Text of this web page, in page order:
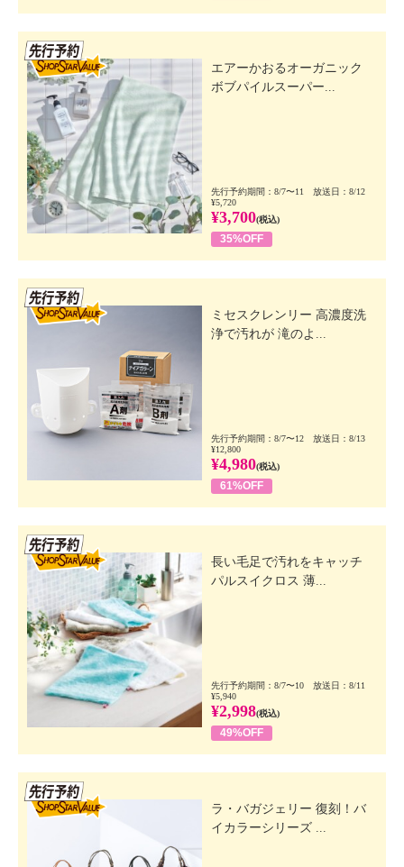
エアーかおるオーガニック
ボブパイルスーパー...
先行予約期間：8/7〜11 放送日：8/12
¥5,720
¥3,700(税込)
35%OFF
ミセスクレンリー 高濃度洗
浄で汚れが 滝のよ...
先行予約期間：8/7〜12 放送日：8/13
¥12,800
¥4,980(税込)
61%OFF
長い毛足で汚れをキャッチ
パルスイクロス 薄...
先行予約期間：8/7〜10 放送日：8/11
¥5,940
¥2,998(税込)
49%OFF
ラ・バガジェリー 復刻！バ
イカラーシリーズ ...